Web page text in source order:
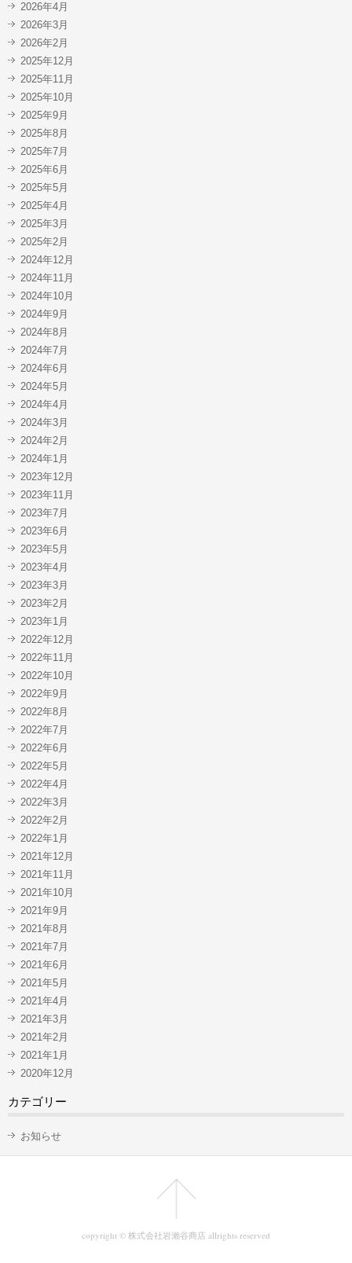
2026年4月
2026年3月
2026年2月
2025年12月
2025年11月
2025年10月
2025年9月
2025年8月
2025年7月
2025年6月
2025年5月
2025年4月
2025年3月
2025年2月
2024年12月
2024年11月
2024年10月
2024年9月
2024年8月
2024年7月
2024年6月
2024年5月
2024年4月
2024年3月
2024年2月
2024年1月
2023年12月
2023年11月
2023年7月
2023年6月
2023年5月
2023年4月
2023年3月
2023年2月
2023年1月
2022年12月
2022年11月
2022年10月
2022年9月
2022年8月
2022年7月
2022年6月
2022年5月
2022年4月
2022年3月
2022年2月
2022年1月
2021年12月
2021年11月
2021年10月
2021年9月
2021年8月
2021年7月
2021年6月
2021年5月
2021年4月
2021年3月
2021年2月
2021年1月
2020年12月
カテゴリー
お知らせ
copyright © 株式会社岩瀨谷商店 allrights reserved